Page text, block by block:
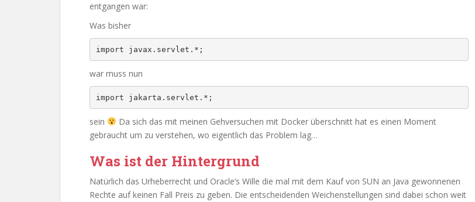
entgangen war:
Was bisher
import javax.servlet.*;
war muss nun
import jakarta.servlet.*;
sein
Da sich das mit meinen Gehversuchen mit Docker überschnitt hat es einen Moment
gebraucht um zu verstehen, wo eigentlich das Problem lag…
Was ist der Hintergrund
Natürlich das Urheberrecht und Oracle’s Wille die mal mit dem Kauf von SUN an Java gewonnenen
Rechte auf keinen Fall Preis zu geben. Die entscheidenden Weichenstellungen sind dabei schon weit